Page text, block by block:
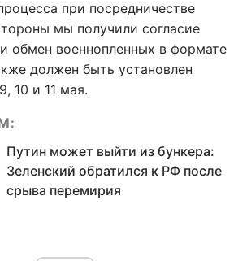
при посредничестве
мы получили согласие
обмен военнопленных в формате
должен быть установлен
10 и 11 мая.
Путин может выйти из бункера:
Зеленский обратился к РФ после
срыва перемирия